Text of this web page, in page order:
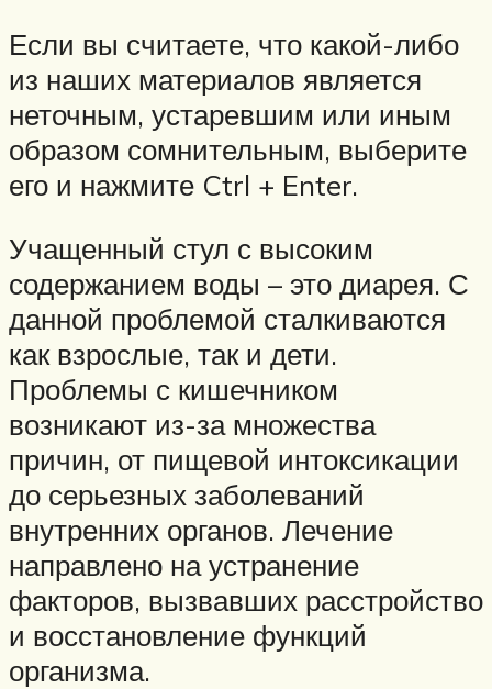
Если вы считаете, что какой-либо
из наших материалов является
неточным, устаревшим или иным
образом сомнительным, выберите
его и нажмите Ctrl + Enter.
Учащенный стул с высоким
содержанием воды – это диарея. С
данной проблемой сталкиваются
как взрослые, так и дети.
Проблемы с кишечником
возникают из-за множества
причин, от пищевой интоксикации
до серьезных заболеваний
внутренних органов. Лечение
направлено на устранение
факторов, вызвавших расстройство
и восстановление функций
организма.